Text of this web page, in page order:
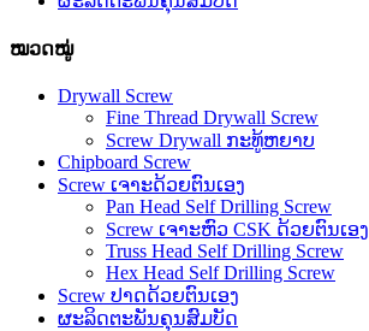
ໝວດໝູ່
Drywall Screw
Fine Thread Drywall Screw
Screw Drywall ກະທູ້ຫຍາບ
Chipboard Screw
Screw ເຈາະດ້ວຍຕົນເອງ
Pan Head Self Drilling Screw
Screw ເຈາະຫົວ CSK ດ້ວຍຕົນເອງ
Truss Head Self Drilling Screw
Hex Head Self Drilling Screw
Screw ປາດດ້ວຍຕົນເອງ
ຜະລິດຕະພັນຄຸນສົມບັດ